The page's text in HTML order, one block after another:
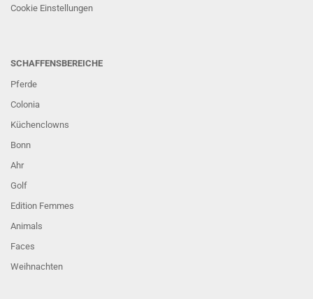
Cookie Einstellungen
SCHAFFENSBEREICHE
Pferde
Colonia
Küchenclowns
Bonn
Ahr
Golf
Edition Femmes
Animals
Faces
Weihnachten